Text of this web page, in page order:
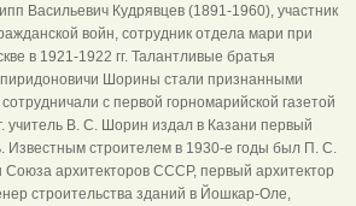
Васильевич Кудрявцев (1891-1960), участник
войн, сотрудник отдела мари при
в 1921-1922 гг. Талантливые братья
Шорины стали признанными
с первой горномарийской газетой
учитель В. С. Шорин издал в Казани первый
Известным строителем в 1930-е годы был П. С.
архитекторов СССР, первый архитектор
строительства зданий в Йошкар-Оле,